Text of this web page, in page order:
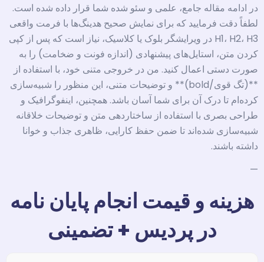
در ادامه مقاله جامع، علمی و سئو شده شما قرار داده شده است.
لطفاً دقت فرمایید که برای نمایش صحیح هدینگ‌ها با فرمت واقعی
H1، H2، H3 در ویرایشگر بلوک یا کلاسیک، نیاز است که پس از کپی
کردن متن، استایل‌های پیشنهادی (اندازه فونت و ضخامت) را به
صورت دستی اعمال کنید. من در خروجی متنی خود، با استفاده از
**(تگ قوی/bold)** و توضیحات متنی، این منظور را شبیه‌سازی
کرده‌ام تا درک آن برای شما آسان باشد. همچنین، اینفوگرافیک و
طراحی بصری با استفاده از ساختاردهی متن و توضیحات خلاقانه
شبیه‌سازی شده‌اند تا ضمن حفظ کارایی، ظاهری جذاب و خوانا
داشته باشند.
—
هزینه و قیمت انجام پایان نامه
در پردیس + تضمینی